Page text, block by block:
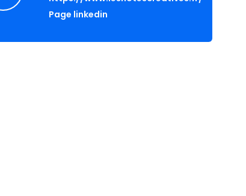
Page linkedin